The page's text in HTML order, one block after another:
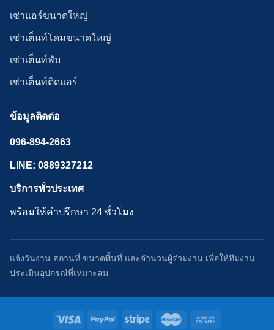
เช่าแอร์ขนาดใหญ่
เช่าเต็นท์โดมขนาดใหญ่
เช่าเต็นท์พับ
เช่าเต็นท์ติดแอร์
ข้อมูลติดต่อ
096-894-2663
LINE: 0889327212
บริการทั่วประเทศ
พร้อมให้คำปรึกษา 24 ชั่วโมง
แจ้งวันงาน สถานที่ ขนาดพื้นที่ และจำนวนผู้ร่วมงาน เพื่อให้ทีมงาน
ประเมินอุปกรณ์ที่เหมาะสม